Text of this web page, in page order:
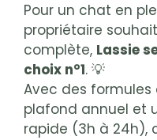
Pour un chat en
propriétaire
complète, Lassie
choix n°1. 💡
Avec des formules
plafond annuel et
rapide (3h à 24h),